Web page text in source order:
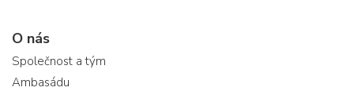
O nás
Společnost a tým
Ambasádu